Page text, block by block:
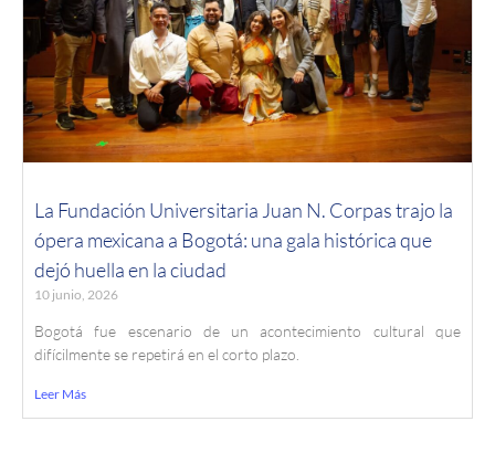
La Fundación Universitaria Juan N. Corpas trajo la
ópera mexicana a Bogotá: una gala histórica que
dejó huella en la ciudad
10 junio, 2026
Bogotá fue escenario de un acontecimiento cultural que
difícilmente se repetirá en el corto plazo.
Leer Más